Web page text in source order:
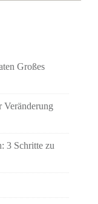
Großes
3 Schritte zu